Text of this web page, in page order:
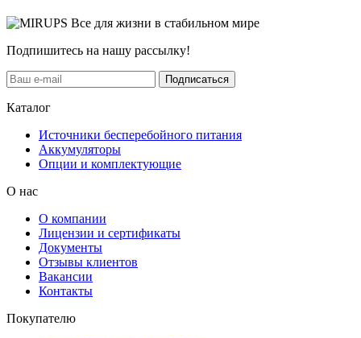
Все для жизни в стабильном мире
Подпишитесь на нашу рассылку!
Подписаться
Каталог
Источники бесперебойного питания
Аккумуляторы
Опции и комплектующие
О нас
О компании
Лицензии и сертификаты
Документы
Отзывы клиентов
Вакансии
Контакты
Покупателю